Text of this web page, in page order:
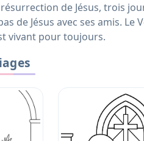
de Jésus, trois
de Jésus avec ses amis.
vivant pour toujours.